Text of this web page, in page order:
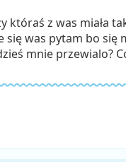
któraś z was miała
się was pytam bo się
mnie przewialo?